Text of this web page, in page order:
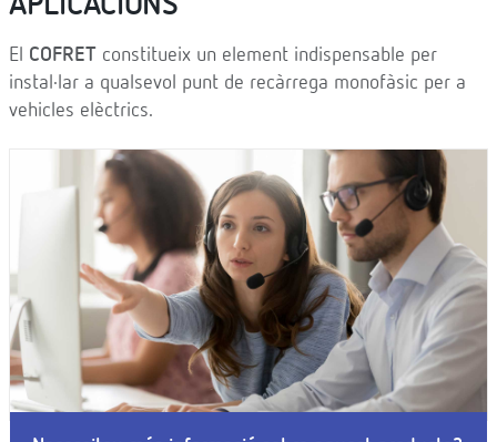
El COFRET constitueix un element indispensable per
instal·lar a qualsevol punt de recàrrega monofàsic per a
vehicles elèctrics.